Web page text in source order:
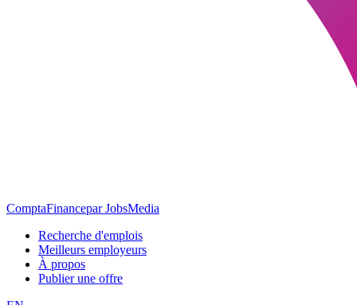
ComptaFinancepar JobsMedia
Recherche d'emplois
Meilleurs employeurs
À propos
Publier une offre